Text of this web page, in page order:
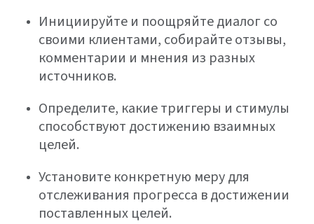
Инициируйте и поощряйте диалог со
своими клиентами, собирайте отзывы,
комментарии и мнения из разных
источников.
Определите, какие триггеры и стимулы
способствуют достижению взаимных
целей.
Установите конкретную меру для
отслеживания прогресса в достижении
поставленных целей.